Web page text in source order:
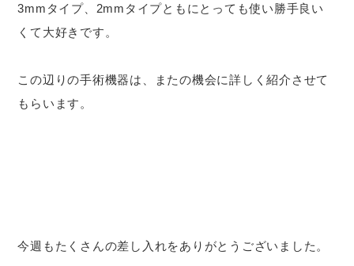
3mmタイプ、2mmタイプともにとっても使い勝手良い
くて大好きです。
この辺りの手術機器は、またの機会に詳しく紹介させて
もらいます。
今週もたくさんの差し入れをありがとうございました。